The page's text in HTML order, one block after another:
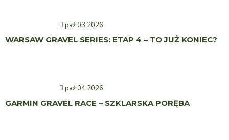
paź 03 2026
WARSAW GRAVEL SERIES: ETAP 4 – TO JUŻ KONIEC?
paź 04 2026
GARMIN GRAVEL RACE – SZKLARSKA PORĘBA